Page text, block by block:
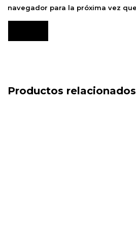
navegador para la próxima vez
Productos relacionados